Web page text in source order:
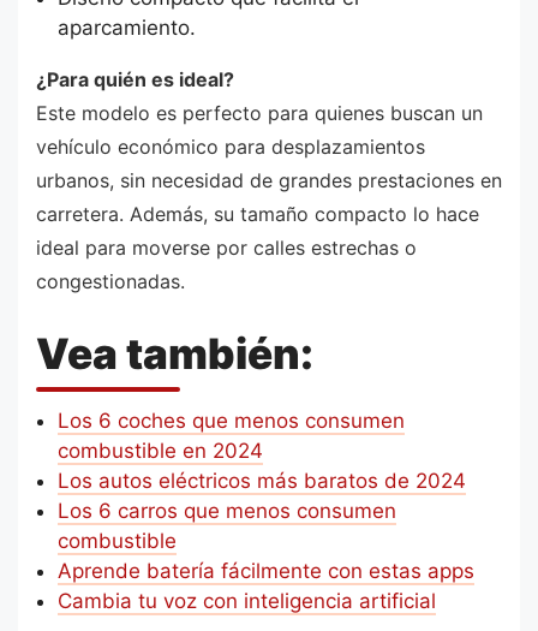
aparcamiento.
¿Para quién es ideal?
Este modelo es perfecto para quienes buscan un
vehículo económico para desplazamientos
urbanos, sin necesidad de grandes prestaciones en
carretera. Además, su tamaño compacto lo hace
ideal para moverse por calles estrechas o
congestionadas.
Vea también:
Los 6 coches que menos consumen
combustible en 2024
Los autos eléctricos más baratos de 2024
Los 6 carros que menos consumen
combustible
Aprende batería fácilmente con estas apps
Cambia tu voz con inteligencia artificial